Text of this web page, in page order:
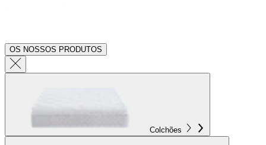
OS NOSSOS PRODUTOS
Colchões